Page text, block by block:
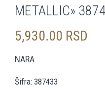
METALLIC»
5,930.00 RSD
NARA
Šifra: 387433